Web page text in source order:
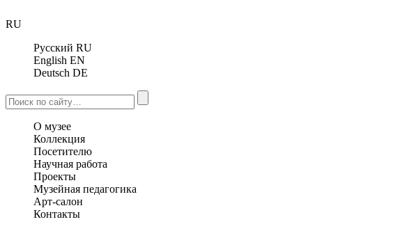
RU
Русский RU
English EN
Deutsch DE
О музее
Коллекция
Посетителю
Научная работа
Проекты
Музейная педагогика
Арт-салон
Контакты